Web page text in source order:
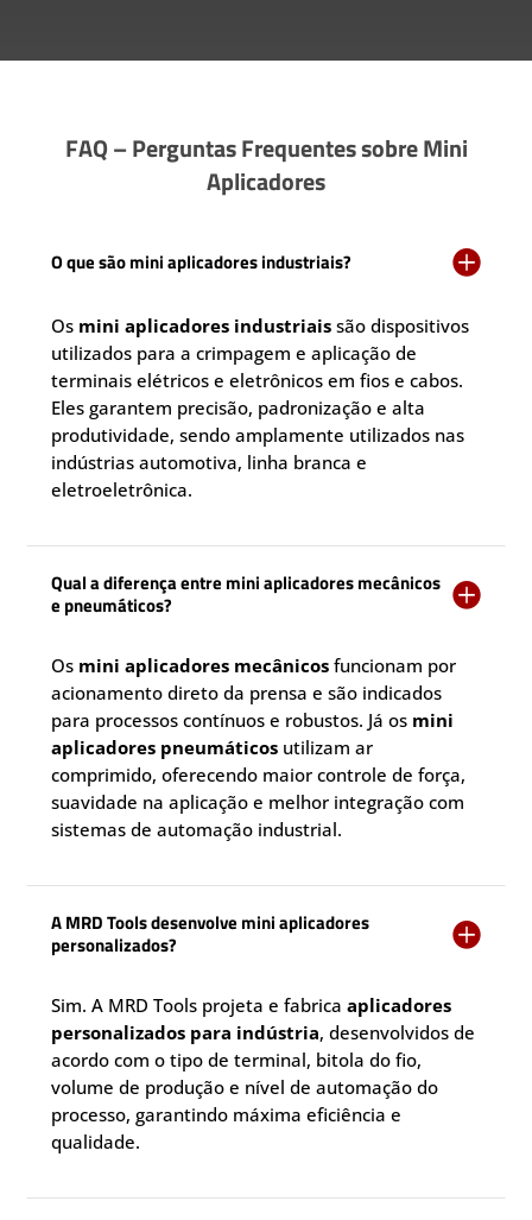
FAQ – Perguntas Frequentes sobre Mini
Aplicadores
O que são mini aplicadores industriais? 
Os mini aplicadores industriais são dispositivos
utilizados para a crimpagem e aplicação de
terminais elétricos e eletrônicos em fios e cabos.
Eles garantem precisão, padronização e alta
produtividade, sendo amplamente utilizados nas
indústrias automotiva, linha branca e
eletroeletrônica.
Qual a diferença entre mini aplicadores mecânicos
e pneumáticos?

Os mini aplicadores mecânicos funcionam por
acionamento direto da prensa e são indicados
para processos contínuos e robustos. Já os mini
aplicadores pneumáticos utilizam ar
comprimido, oferecendo maior controle de força,
suavidade na aplicação e melhor integração com
sistemas de automação industrial.
A MRD Tools desenvolve mini aplicadores
personalizados?

Sim. A MRD Tools projeta e fabricaaplicadores
personalizados para indústria, desenvolvidos de
acordo com o tipo de terminal, bitola do fio,
volume de produção e nível de automação do
processo, garantindo máxima eficiência e
qualidade.